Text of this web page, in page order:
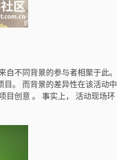
不同背景的参与者相聚于此。
。 而背景的差异性在该活动中
目创意 。 事实上， 活动现场环